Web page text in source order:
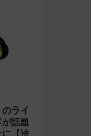
ライ
話題
【法